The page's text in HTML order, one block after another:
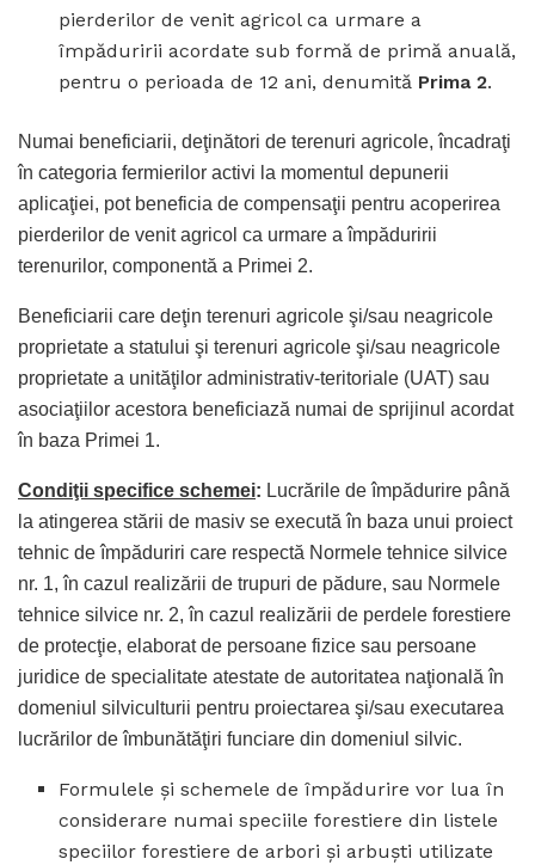
pierderilor de venit agricol ca urmare a
împăduririi acordate sub formă de primă anuală,
pentru o perioada de 12 ani, denumită Prima 2.
Numai beneficiarii, deţinători de terenuri agricole, încadraţi
în categoria fermierilor activi la momentul depunerii
aplicaţiei, pot beneficia de compensaţii pentru acoperirea
pierderilor de venit agricol ca urmare a împăduririi
terenurilor, componentă a Primei 2.
Beneficiarii care deţin terenuri agricole şi/sau neagricole
proprietate a statului şi terenuri agricole şi/sau neagricole
proprietate a unităţilor administrativ-teritoriale (UAT) sau
asociaţiilor acestora beneficiază numai de sprijinul acordat
în baza Primei 1.
Condiţii specifice schemei: Lucrările de împădurire până
la atingerea stării de masiv se execută în baza unui proiect
tehnic de împăduriri care respectă Normele tehnice silvice
nr. 1, în cazul realizării de trupuri de pădure, sau Normele
tehnice silvice nr. 2, în cazul realizării de perdele forestiere
de protecţie, elaborat de persoane fizice sau persoane
juridice de specialitate atestate de autoritatea naţională în
domeniul silviculturii pentru proiectarea şi/sau executarea
lucrărilor de îmbunătăţiri funciare din domeniul silvic.
Formulele şi schemele de împădurire vor lua în
considerare numai speciile forestiere din listele
speciilor forestiere de arbori şi arbuşti utilizate